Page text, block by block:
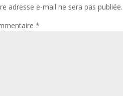
adresse e-mail ne sera pas publiée.
*